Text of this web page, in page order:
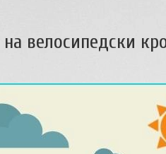
на велосипедски